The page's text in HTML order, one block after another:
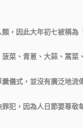
，因此大年初七被稱為
菜、青蔥、大蒜、蒿菜
儀式，並沒有廣泛地流
犯，因為人日節要尊敬